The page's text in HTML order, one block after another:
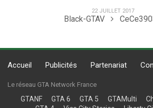
22 JUILLET 2017
Black-GTAV
Accueil Publicités Partenariat
Le réseau GTA Network France
GTANF GTA 6 GTA 5 GTAMulti